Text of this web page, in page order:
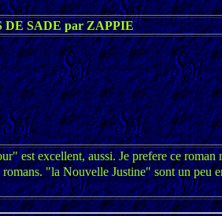
SADE par ZAPPIE
est excellent, aussi. Je prefere ce
"la Nouvelle Justine" sont un peu